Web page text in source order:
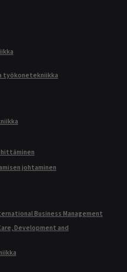
työkonetekniikka
johtaminen
Business Management
Development and